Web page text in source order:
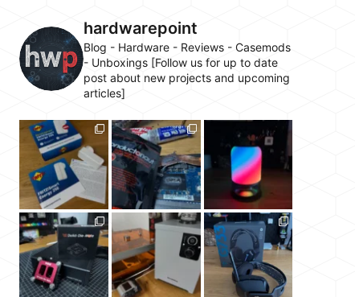
hardwarepoint
Blog - Hardware - Reviews - Casemods
- Unboxings [Follow us for up to date
post about new projects and upcoming
articles]